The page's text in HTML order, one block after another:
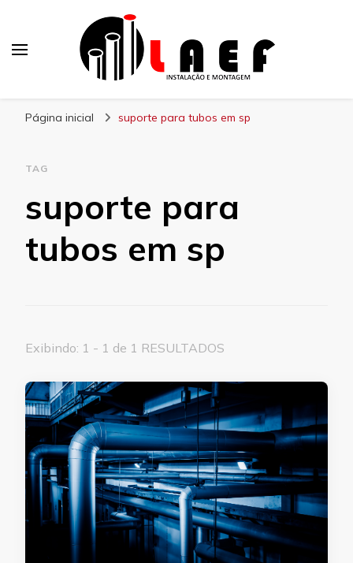
Página inicial suporte para tubos em sp
TAG
suporte para
tubos em sp
Exibindo: 1 - 1 de 1 RESULTADOS